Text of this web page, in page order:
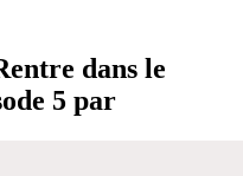
dans le
5 par